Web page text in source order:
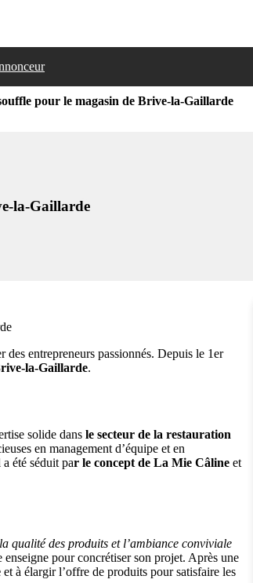
pour le magasin de Brive-la-Gaillarde
la-Gaillarde
entrepreneurs passionnés. Depuis le 1er
la-Gaillarde.
solide dans le secteur de la restauration
en management d’équipe et en
été séduit par le concept de La Mie Câline et
qualité des produits et l’ambiance conviviale
pour concrétiser son projet. Après une
et à élargir l’offre de produits pour satisfaire les